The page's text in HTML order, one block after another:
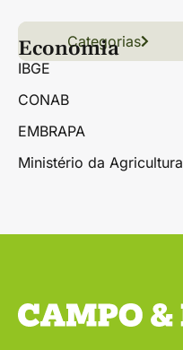
Links úteis
Conteúdo
Florestas
Categorias
Economia
IBGE
CONAB
EMBRAPA
Ministério da Agricultura